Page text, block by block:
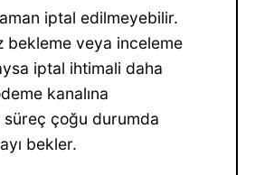
iptal edilmeyebilir.
bekleme veya inceleme
iptal ihtimali daha
kanalına
süreç çoğu durumda
bekler.